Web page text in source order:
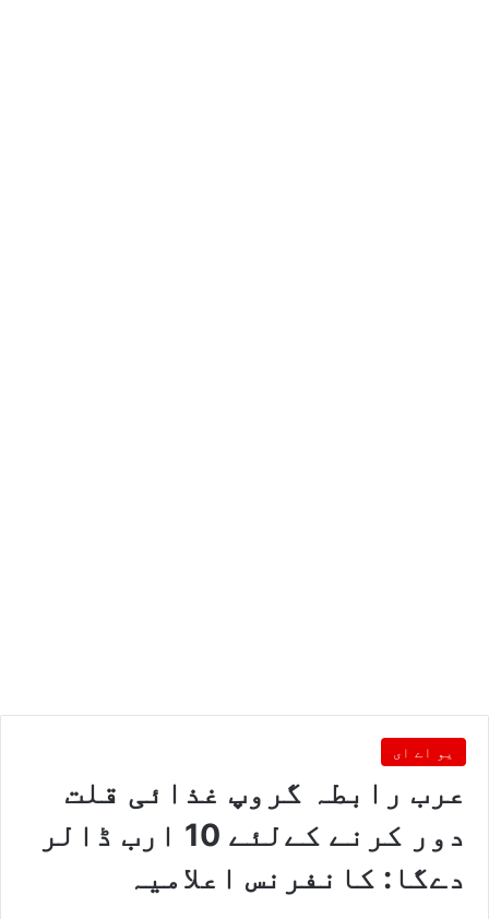
یو اے ای
عرب رابطہ گروپ غذائی قلت
دور کرنے کےلئے 10 ارب ڈالر
دےگا: کانفرنس اعلامیہ